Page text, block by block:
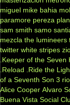
miguel mike bahia
paramore pereza
sam smith samo
mezcla the lumineers
twitter white stripes
.Keeper of the Seven
.Reload
.Ride the
of a Seventh Son 3
Alice Cooper Alvaro
Buena Vista Social